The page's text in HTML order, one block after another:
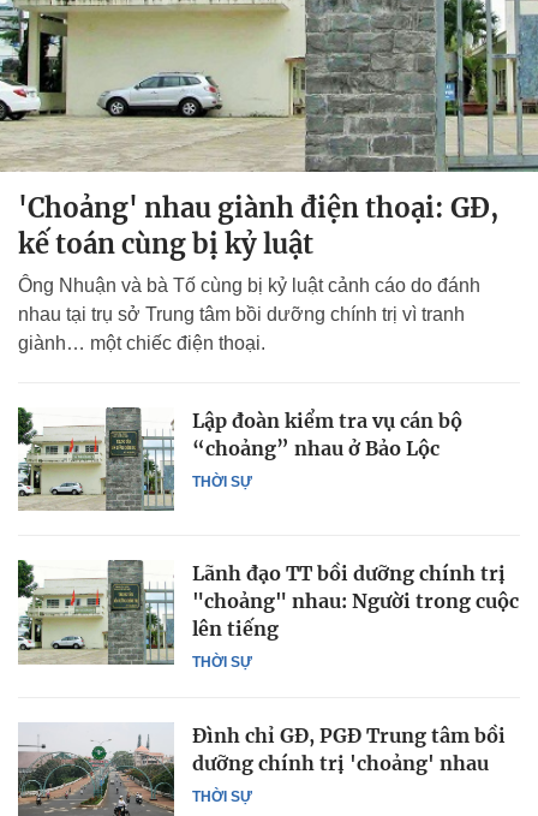
'Choảng' nhau giành điện thoại: GĐ,
kế toán cùng bị kỷ luật
Ông Nhuận và bà Tố cùng bị kỷ luật cảnh cáo do đánh
nhau tại trụ sở Trung tâm bồi dưỡng chính trị vì tranh
giành… một chiếc điện thoại.
THỜI SỰ
Lập đoàn kiểm tra vụ cán bộ
“choảng” nhau ở Bảo Lộc
THỜI SỰ
Lãnh đạo TT bồi dưỡng chính trị
"choảng" nhau: Người trong cuộc
lên tiếng
THỜI SỰ
Đình chỉ GĐ, PGĐ Trung tâm bồi
dưỡng chính trị 'choảng' nhau